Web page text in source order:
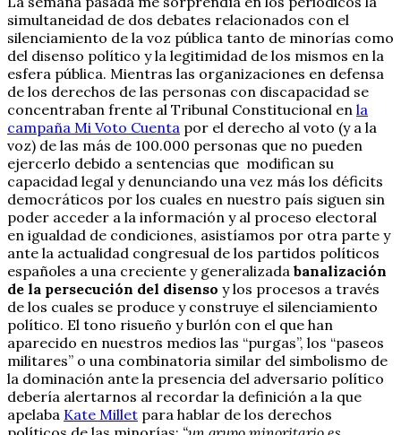
simultaneidad de dos debates relacionados con el
silenciamiento de la voz pública tanto de minorías como
del disenso político y la legitimidad de los mismos en la
esfera pública. Mientras las organizaciones en defensa
de los derechos de las personas con discapacidad se
concentraban frente al Tribunal Constitucional en la
campaña Mi Voto Cuenta por el derecho al voto (y a la
voz) de las más de 100.000 personas que no pueden
ejercerlo debido a sentencias que modifican su
capacidad legal y denunciando una vez más los déficits
democráticos por los cuales en nuestro país siguen sin
poder acceder a la información y al proceso electoral
en igualdad de condiciones, asistíamos por otra parte y
ante la actualidad congresual de los partidos políticos
españoles a una creciente y generalizada banalización
de la persecución del disenso y los procesos a través
de los cuales se produce y construye el silenciamiento
político. El tono risueño y burlón con el que han
aparecido en nuestros medios las “purgas”, los “paseos
militares” o una combinatoria similar del simbolismo de
la dominación ante la presencia del adversario político
debería alertarnos al recordar la definición a la que
apelaba Kate Millet para hablar de los derechos